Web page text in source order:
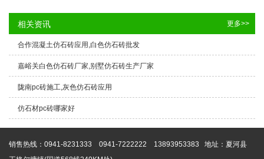
相关资讯 更多>>
合作混凝土仿石砖应用,白色仿石砖批发
嘉峪关白色仿石砖厂家,别墅仿石砖生产厂家
陇南pc砖施工,灰色仿石砖应用
仿石材pc砖哪家好
销售热线：0941-8231333 0941-7222222 13893953383 地址：夏河县